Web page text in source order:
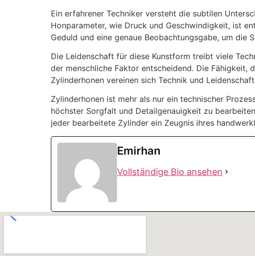
Ein erfahrener Techniker versteht die subtilen
Honparameter, wie Druck und Geschwindigkeit, ist
Geduld und eine genaue Beobachtungsgabe, um
Die Leidenschaft für diese Kunstform treibt viele
der menschliche Faktor entscheidend. Die Fähigkeit,
Zylinderhonen vereinen sich Technik und
Zylinderhonen ist mehr als nur ein technischer
höchster Sorgfalt und Detailgenauigkeit zu
jeder bearbeitete Zylinder ein Zeugnis ihres
Emirhan
Vollständige Bio ansehen